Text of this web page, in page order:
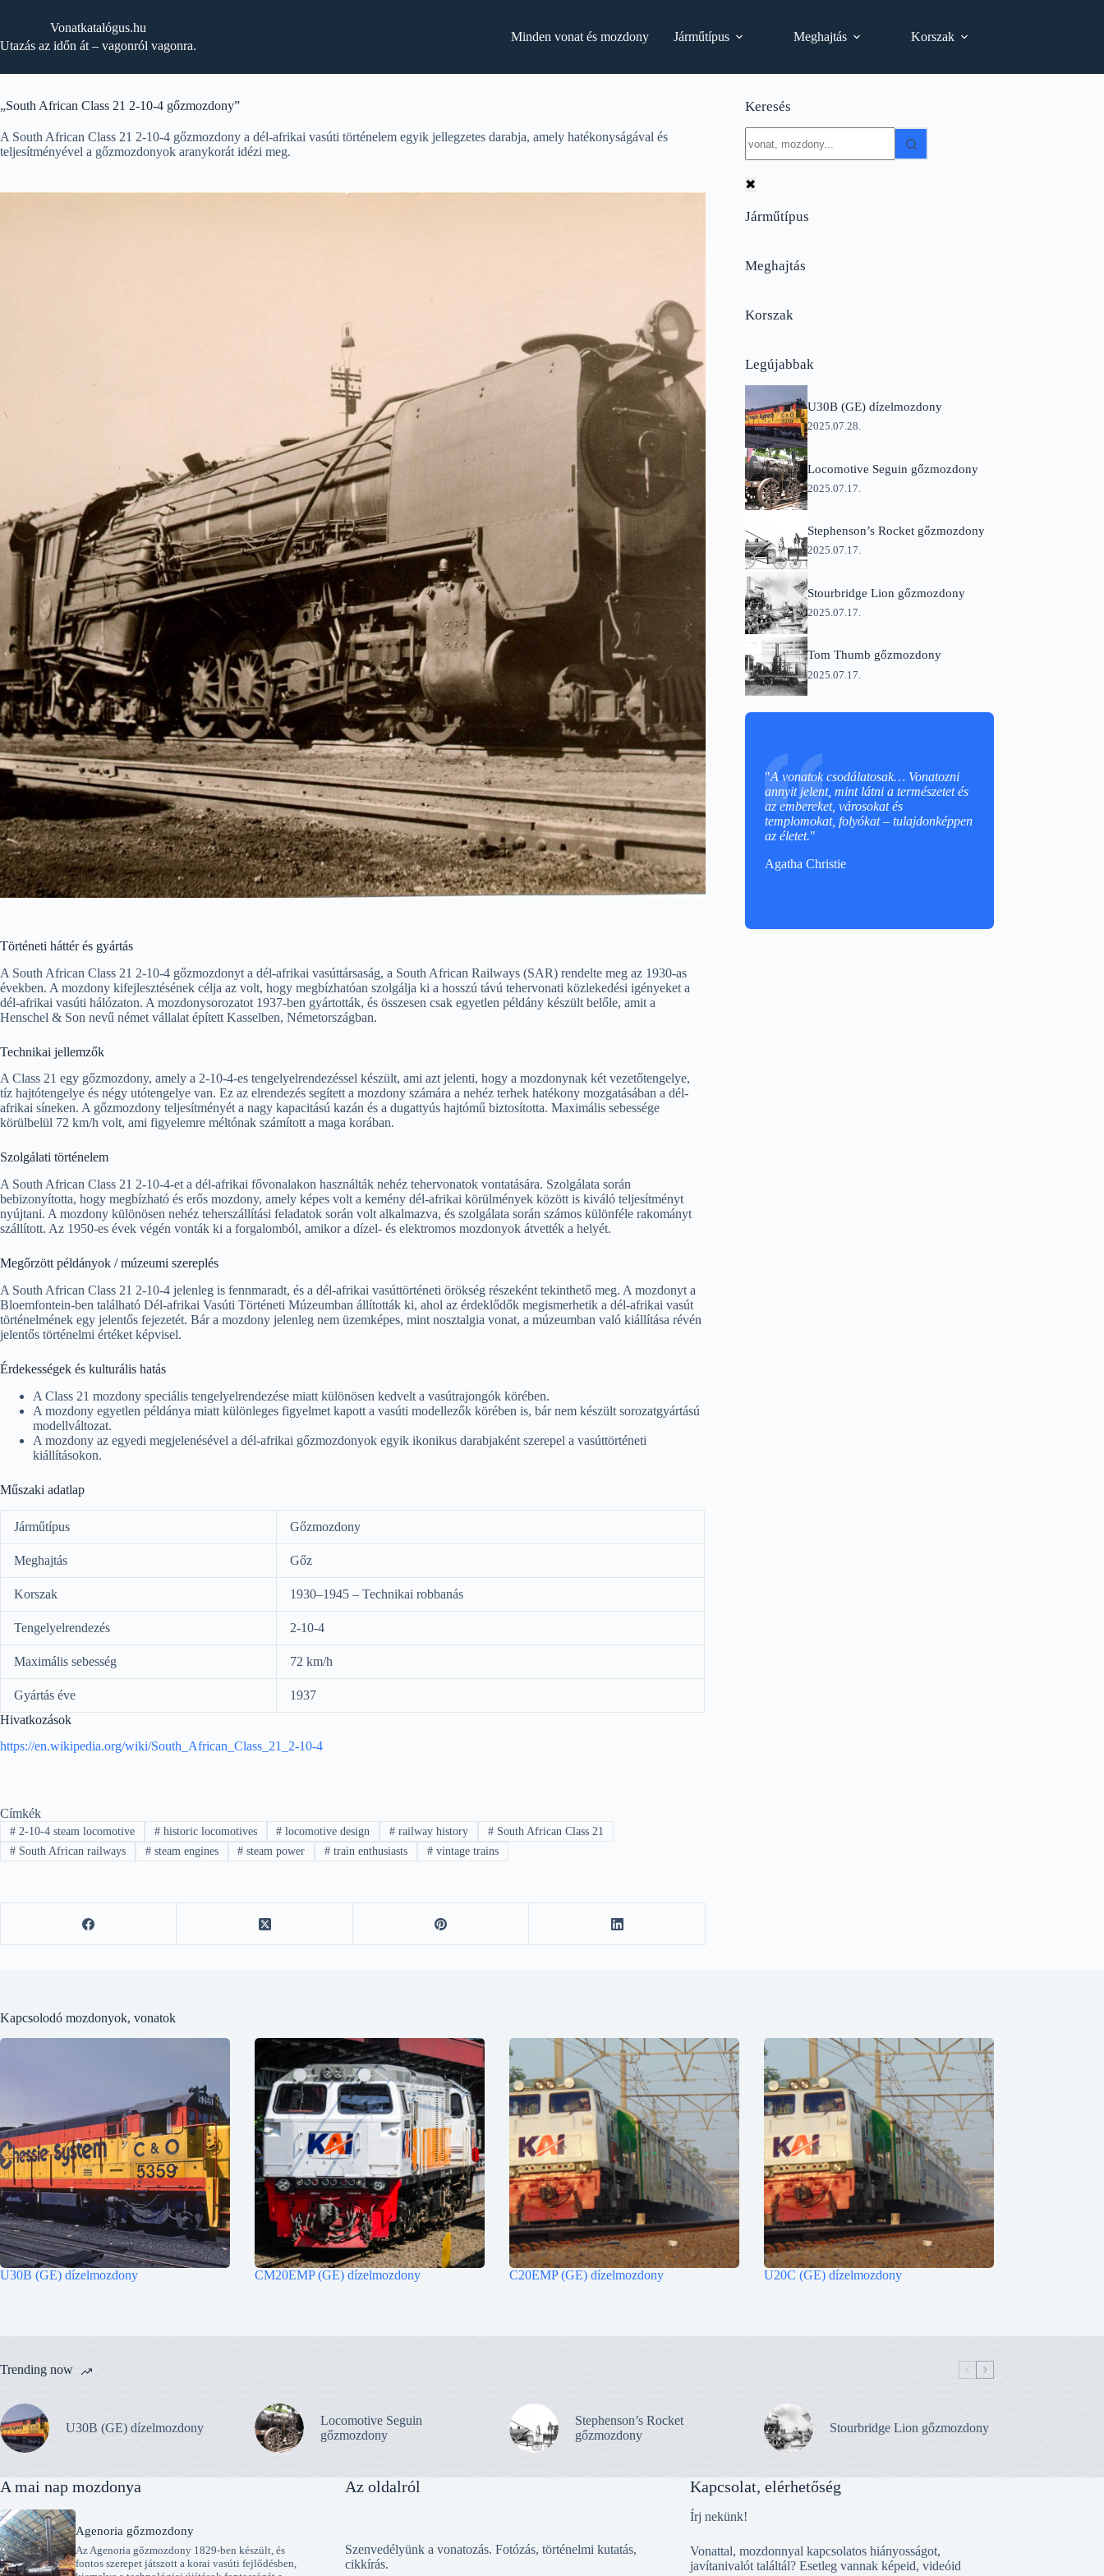
Vonatkatalógus.hu
Utazás az időn át – vagonról vagonra.
Minden vonat és mozdony Járműtípus Meghajtás Korszak
„South African Class 21 2-10-4 gőzmozdony”
A South African Class 21 2-10-4 gőzmozdony a dél-afrikai vasúti történelem egyik jellegzetes darabja, amely hatékonyságával és
teljesítményével a gőzmozdonyok aranykorát idézi meg.
Történeti háttér és gyártás
A South African Class 21 2-10-4 gőzmozdonyt a dél-afrikai vasúttársaság, a South African Railways (SAR) rendelte meg az 1930-as
években. A mozdony kifejlesztésének célja az volt, hogy megbízhatóan szolgálja ki a hosszú távú tehervonati közlekedési igényeket a
dél-afrikai vasúti hálózaton. A mozdonysorozatot 1937-ben gyártották, és összesen csak egyetlen példány készült belőle, amit a
Henschel & Son nevű német vállalat épített Kasselben, Németországban.
Technikai jellemzők
A Class 21 egy gőzmozdony, amely a 2-10-4-es tengelyelrendezéssel készült, ami azt jelenti, hogy a mozdonynak két vezetőtengelye,
tíz hajtótengelye és négy utótengelye van. Ez az elrendezés segített a mozdony számára a nehéz terhek hatékony mozgatásában a dél-
afrikai síneken. A gőzmozdony teljesítményét a nagy kapacitású kazán és a dugattyús hajtómű biztosította. Maximális sebessége
körülbelül 72 km/h volt, ami figyelemre méltónak számított a maga korában.
Szolgálati történelem
A South African Class 21 2-10-4-et a dél-afrikai fővonalakon használták nehéz tehervonatok vontatására. Szolgálata során
bebizonyította, hogy megbízható és erős mozdony, amely képes volt a kemény dél-afrikai körülmények között is kiváló teljesítményt
nyújtani. A mozdony különösen nehéz teherszállítási feladatok során volt alkalmazva, és szolgálata során számos különféle rakományt
szállított. Az 1950-es évek végén vonták ki a forgalomból, amikor a dízel- és elektromos mozdonyok átvették a helyét.
Megőrzött példányok / múzeumi szereplés
A South African Class 21 2-10-4 jelenleg is fennmaradt, és a dél-afrikai vasúttörténeti örökség részeként tekinthető meg. A mozdonyt a
Bloemfontein-ben található Dél-afrikai Vasúti Történeti Múzeumban állították ki, ahol az érdeklődők megismerhetik a dél-afrikai vasút
történelmének egy jelentős fejezetét. Bár a mozdony jelenleg nem üzemképes, mint nosztalgia vonat, a múzeumban való kiállítása révén
jelentős történelmi értéket képvisel.
Érdekességek és kulturális hatás
A Class 21 mozdony speciális tengelyelrendezése miatt különösen kedvelt a vasútrajongók körében.
A mozdony egyetlen példánya miatt különleges figyelmet kapott a vasúti modellezők körében is, bár nem készült sorozatgyártású
modellváltozat.
A mozdony az egyedi megjelenésével a dél-afrikai gőzmozdonyok egyik ikonikus darabjaként szerepel a vasúttörténeti
kiállításokon.
Műszaki adatlap
Járműtípus Gőzmozdony
Meghajtás Gőz
Korszak 1930–1945 – Technikai robbanás
Tengelyelrendezés 2-10-4
Maximális sebesség 72 km/h
Gyártás éve
1937
Hivatkozások
https://en.wikipedia.org/wiki/South_African_Class_21_2-10-4
Címkék
#2-10-4 steam locomotive #historic locomotives # locomotive design # railway history # South African Class 21
#South African railways #steam engines # steam power # train enthusiasts # vintage trains
Keresés
results
✖
Járműtípus
Meghajtás
Korszak
Legújabbak
U30B (GE) dízelmozdony
2025.07.28.
Locomotive Seguin gőzmozdony
2025.07.17.
Stephenson’s Rocket gőzmozdony
2025.07.17.
Stourbridge Lion gőzmozdony
2025.07.17.
Tom Thumb gőzmozdony
2025.07.17.
"A vonatok csodálatosak… Vonatozni
annyit jelent, mint látni a természetet és
az embereket, városokat és
templomokat, folyókat – tulajdonképpen
az életet."
Agatha Christie
Kapcsolodó mozdonyok, vonatok
U30B (GE) dízelmozdony CM20EMP (GE) dízelmozdony C20EMP (GE) dízelmozdony U20C (GE) dízelmozdony
Trending now
U30B (GE) dízelmozdony
Locomotive Seguin
gőzmozdony
Stephenson’s Rocket
gőzmozdony
Stourbridge Lion gőzmozdony
A mai nap mozdonya
Agenoria gőzmozdony
Az Agenoria gőzmozdony 1829-ben készült, és
fontos szerepet játszott a korai vasúti fejlődésben,
Az oldalról
Szenvedélyünk a vonatozás. Fotózás, történelmi kutatás,
cikkírás.
Kapcsolat, elérhetőség
Írj nekünk!
Vonattal, mozdonnyal kapcsolatos hiányosságot,
javítanivalót találtál? Esetleg vannak képeid, videóid